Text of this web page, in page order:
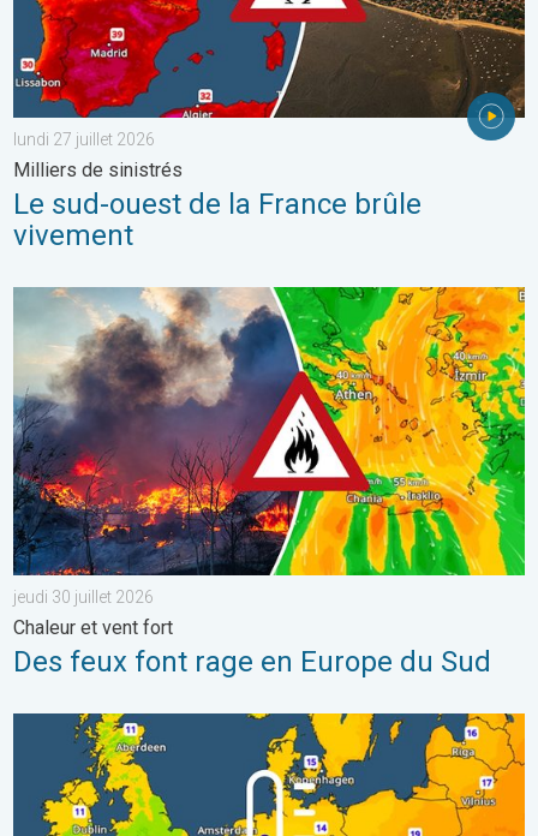
lundi 27 juillet 2026
Milliers de sinistrés
Le sud-ouest de la France brûle
vivement
Des feux font rage en Europe du Sud. Chaleur et vent fort. . .
jeudi 30 juillet 2026
Chaleur et vent fort
Des feux font rage en Europe du Sud
Des nuits plus fraîches en perspective. Europe occidentale. . .